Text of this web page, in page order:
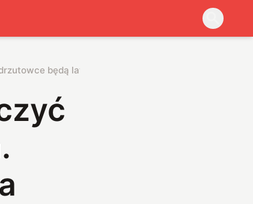
będą latać na specjalne paliwo